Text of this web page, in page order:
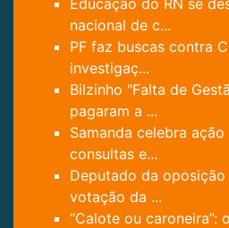
nacional de c...
PF faz buscas contra
investigaç...
Bilzinho "Falta de
pagaram a ...
Samanda celebra
consultas e...
Deputado da
votação da ...
“Calote ou caroneira”: